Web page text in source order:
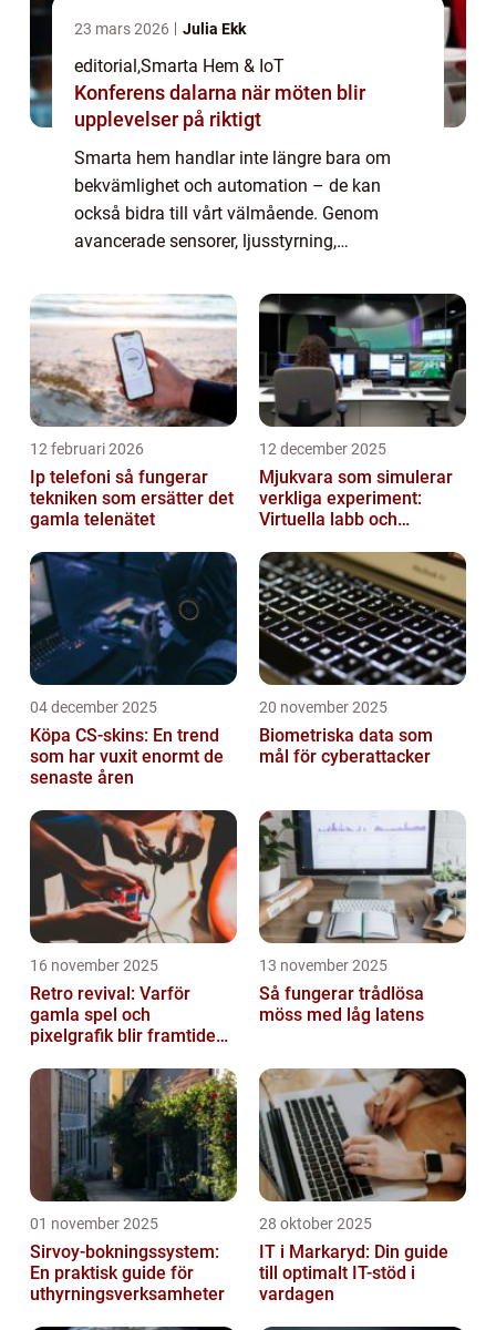
23 mars 2026 Julia Ekk
editorial ,Smarta Hem & IoT
Konferens dalarna när möten blir
upplevelser på riktigt
Smarta hem handlar inte längre bara om
bekvämlighet och automation – de kan
också bidra till vårt välmående. Genom
avancerade sensorer, ljusstyrning,
kan hemmet a...
12 februari 2026
Ip telefoni så fungerar
tekniken som ersätter det
gamla telenätet
12 december 2025
Mjukvara som simulerar
verkliga experiment:
Virtuella labb och
04 december 2025
Köpa CS-skins: En trend
som har vuxit enormt de
senaste åren
20 november 2025
Biometriska data som
mål för cyberattacker
16 november 2025
Retro revival: Varför
gamla spel och
pixelgrafik blir framtidens
13 november 2025
Så fungerar trådlösa
möss med låg latens
01 november 2025
Sirvoy-bokningssystem:
En praktisk guide för
uthyrningsverksamheter
28 oktober 2025
IT i Markaryd: Din guide
till optimalt IT-stöd i
vardagen